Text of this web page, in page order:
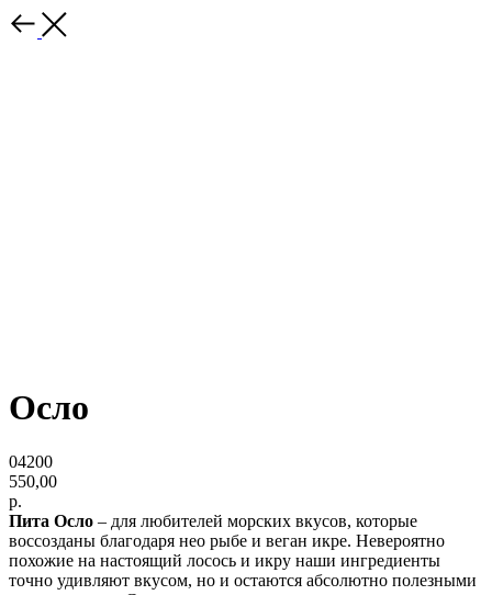
Осло
04200
550,00
р.
Пита Осло – для любителей морских вкусов, которые
воссозданы благодаря неo рыбе и веган икре. Невероятно
похожие на настоящий лосось и икру наши ингредиенты
точно удивляют вкусом, но и остаются абсолютно полезными